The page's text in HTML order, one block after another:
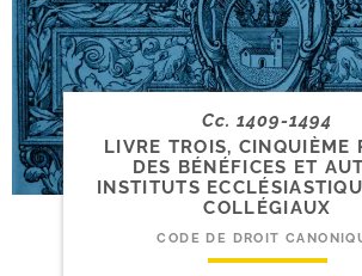
Cc. 1409-1494
LIVRE TROIS, CINQUIÈME
DES BÉNÉFICES ET
INSTITUTS
COLLÉGIAUX
CODE DE DROIT